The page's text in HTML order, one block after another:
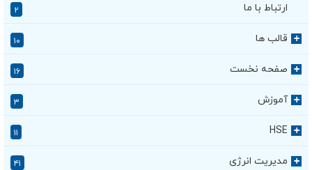
ارتباط با ما ۲
+ قالب ها ۱۰
+ صفحه نخست ۱۶
+ آموزش ۳
+
HSE
+ مدیریت انرژی ۴۱